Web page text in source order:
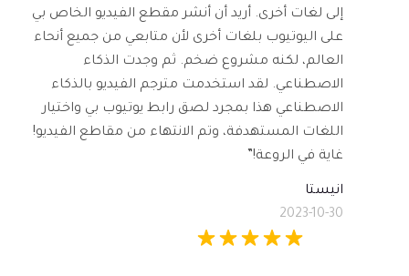
إلى لغات أخرى. أريد أن أنشر مقطع الفيديو الخاص بي
على اليوتيوب بلغات أخرى لأن متابعي من جميع أنحاء
العالم، لكنه مشروع ضخم. ثم وجدت الذكاء
الاصطناعي. لقد استخدمت مترجم الفيديو بالذكاء
الاصطناعي هذا بمجرد لصق رابط يوتيوب بي واختيار
اللغات المستهدفة، وتم الانتهاء من مقاطع الفيديو!
غاية في الروعة!”
انيستا
2023-10-30